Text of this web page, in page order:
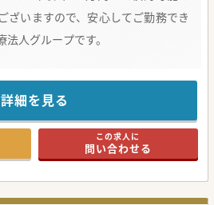
いますので、安心してご勤務でき
人グループです。
たい方を積極的に採用しています。
ては珍しく、19時終了なのも嬉しい
実できる職場環境です。
なればご年収に反映されますので、
収1億円も実現可能な美容クリニッ
などメニューを増やしていきます。
3段階の研修カリキュラムあり。無
詳細を見る
この求人に
問い合わせる